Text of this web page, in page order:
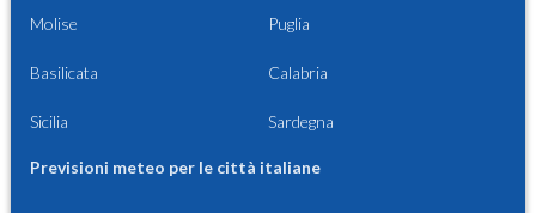
Molise Puglia
Basilicata Calabria
Sicilia Sardegna
Previsioni meteo per le città italiane